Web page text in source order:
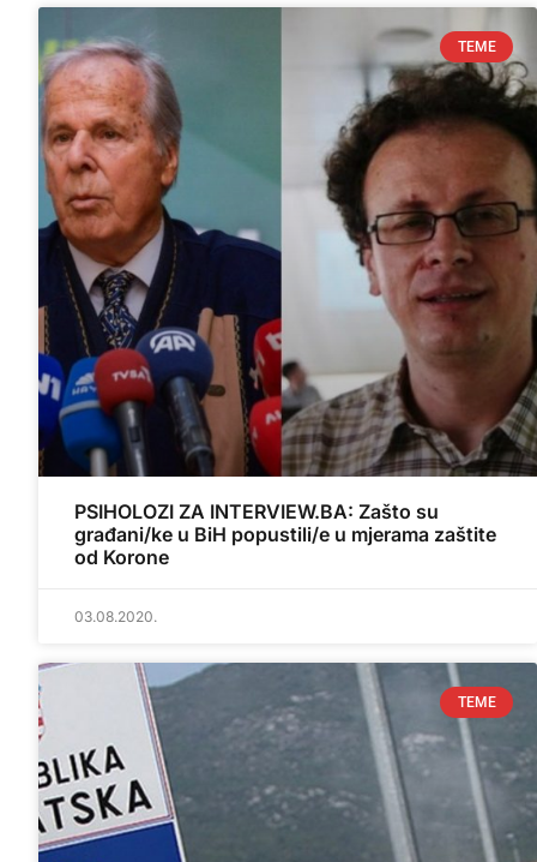
TEME
PSIHOLOZI ZA INTERVIEW.BA: Zašto su
građani/ke u BiH popustili/e u mjerama zaštite
od Korone
03.08.2020.
TEME